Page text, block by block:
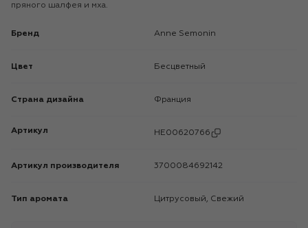
пряного шалфея и мха.
Бренд Anne Semonin
Цвет Бесцветный
Страна дизайна Франция
Артикул HE00620766
Артикул производителя 3700084692142
Тип аромата Цитрусовый, Свежий